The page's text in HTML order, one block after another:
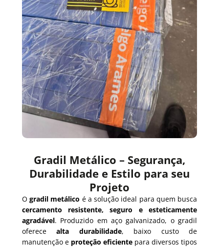
Gradil Metálico – Segurança,
Durabilidade e Estilo para seu
Projeto
Ogradil metálico é a solução ideal para quem busca
cercamento resistente, seguro e esteticamente
agradável. Produzido em aço galvanizado, o gradil
oferecealta durabilidade, baixo custo de
manutenção e proteção eficiente para diversos tipos